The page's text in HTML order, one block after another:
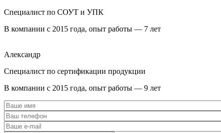
Специалист по СОУТ и УПК
В компании с 2015 года, опыт работы — 7 лет
Александр
Специалист по сертификации продукции
В компании с 2015 года, опыт работы — 9 лет